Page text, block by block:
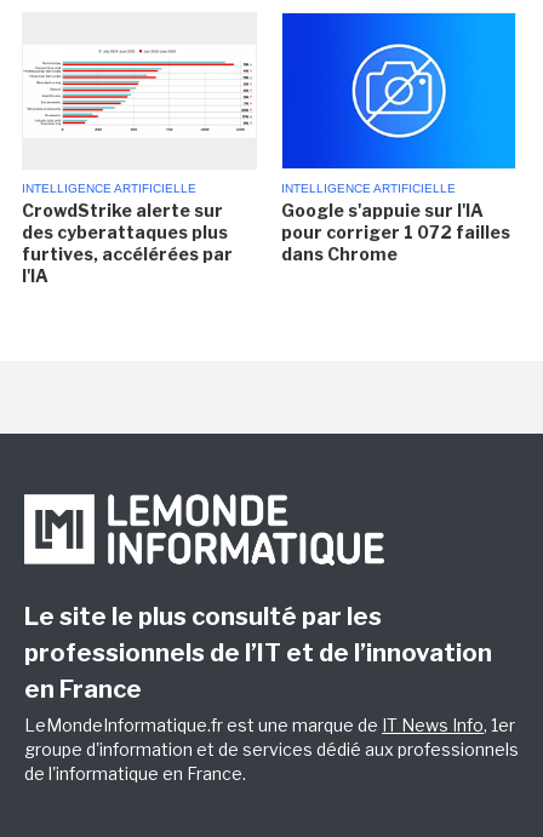
INTELLIGENCE ARTIFICIELLE
CrowdStrike alerte sur
des cyberattaques plus
furtives, accélérées par
l'IA
INTELLIGENCE ARTIFICIELLE
Google s'appuie sur l'IA
pour corriger 1 072 failles
dans Chrome
Le site le plus consulté par les
professionnels de l’IT et de l’innovation
en France
LeMondeInformatique.fr est une marque de IT News Info, 1er
groupe d'information et de services dédié aux professionnels
de l'informatique en France.